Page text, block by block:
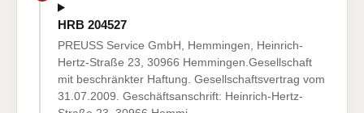
HRB 204527
PREUSS Service GmbH, Hemmingen, Heinrich-
Hertz-Straße 23, 30966 Hemmingen.Gesellschaft
mit beschränkter Haftung. Gesellschaftsvertrag vom
31.07.2009. Geschäftsanschrift: Heinrich-Hertz-